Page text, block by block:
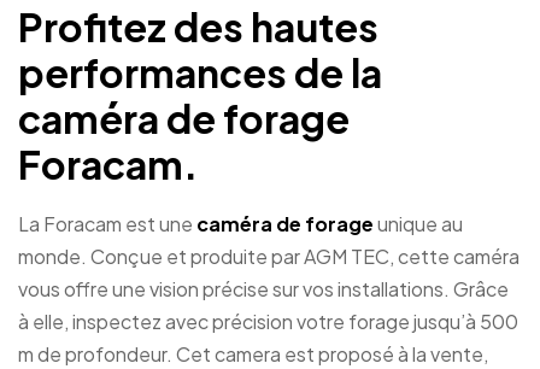
Profitez des hautes
performances de la
caméra de forage
Foracam.
La Foracam est une caméra de forageunique au
monde. Conçue et produite par AGM TEC, cette caméra
vous offre une vision précise sur vos installations. Grâce
à elle, inspectez avec précision votre forage jusqu’à 500
m de profondeur. Cet camera est proposé à la vente,